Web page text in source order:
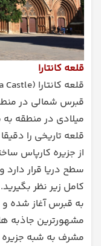
قلعه کانتارا
میلادی در منطقه
سطح دریا قرار دارد
کامل زیر نظر
به قبرس آغاز شده
مشهورترین جاذبه
مشرف به شبه